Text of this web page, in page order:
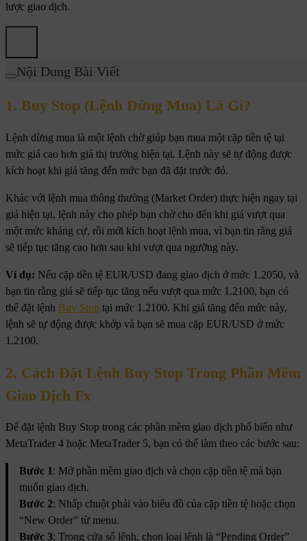
lược giao dịch.
Nội Dung Bài Viết
1. Buy Stop (Lệnh Dừng Mua) Là Gì?
Lệnh dừng mua là một lệnh chờ giúp bạn mua một cặp tiền tệ tại
mức giá cao hơn giá thị trường hiện tại. Lệnh này sẽ tự động được
kích hoạt khi giá tăng đến mức bạn đã đặt trước đó.
Khác với lệnh mua thông thường (Market Order) thực hiện ngay tại
giá hiện tại, lệnh này cho phép bạn chờ cho đến khi giá vượt qua
một mức kháng cự, rồi mới kích hoạt lệnh mua, vì bạn tin rằng giá
sẽ tiếp tục tăng cao hơn sau khi vượt qua ngưỡng này.
Ví dụ: Nếu cặp tiền tệ EUR/USD đang giao dịch ở mức 1.2050, và
bạn tin rằng giá sẽ tiếp tục tăng nếu vượt qua mức 1.2100, bạn có
thể đặt lệnh Buy Stop tại mức 1.2100. Khi giá tăng đến mức này,
lệnh sẽ tự động được khớp và bạn sẽ mua cặp EUR/USD ở mức
1.2100.
2. Cách Đặt Lệnh Buy Stop Trong Phần Mềm
Giao Dịch Fx
Để đặt lệnh Buy Stop trong các phần mềm giao dịch phổ biến như
MetaTrader 4 hoặc MetaTrader 5, bạn có thể làm theo các bước sau:
Bước 1: Mở phần mềm giao dịch và chọn cặp tiền tệ mà bạn
muốn giao dịch.
Bước 2: Nhấp chuột phải vào biểu đồ của cặp tiền tệ hoặc chọn
“New Order” từ menu.
Bước 3: Trong cửa sổ lệnh, chọn loại lệnh là “Pending Order”